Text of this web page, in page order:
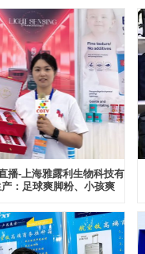
品，设计时尚、制造精
现货供应并承接国内外
光临！
播-上海雅露利生物科技有
：足球爽脚粉、小孩爽
霜等系列美容健康产
欢迎大家光临！